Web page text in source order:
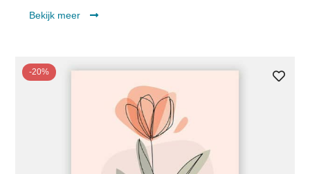
Bekijk meer
-20%